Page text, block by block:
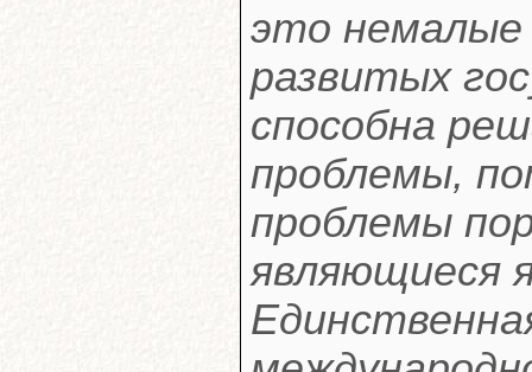
это немалые
развитых
способна
проблемы,
проблемы
являющиеся